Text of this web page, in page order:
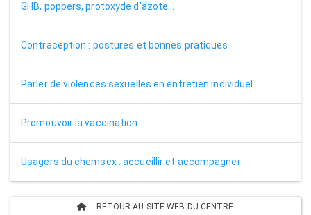
GHB, poppers, protoxyde d'azote...
Contraception : postures et bonnes pratiques
Parler de violences sexuelles en entretien individuel
Promouvoir la vaccination
Usagers du chemsex : accueillir et accompagner
RETOUR AU SITE WEB DU CENTRE